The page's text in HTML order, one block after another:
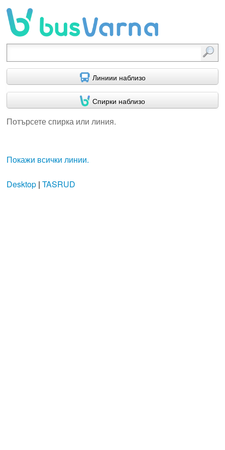
Линиии наблизо
Спирки наблизо
Потърсете спирка или линия.
Покажи всички линии.
Desktop| TASRUD